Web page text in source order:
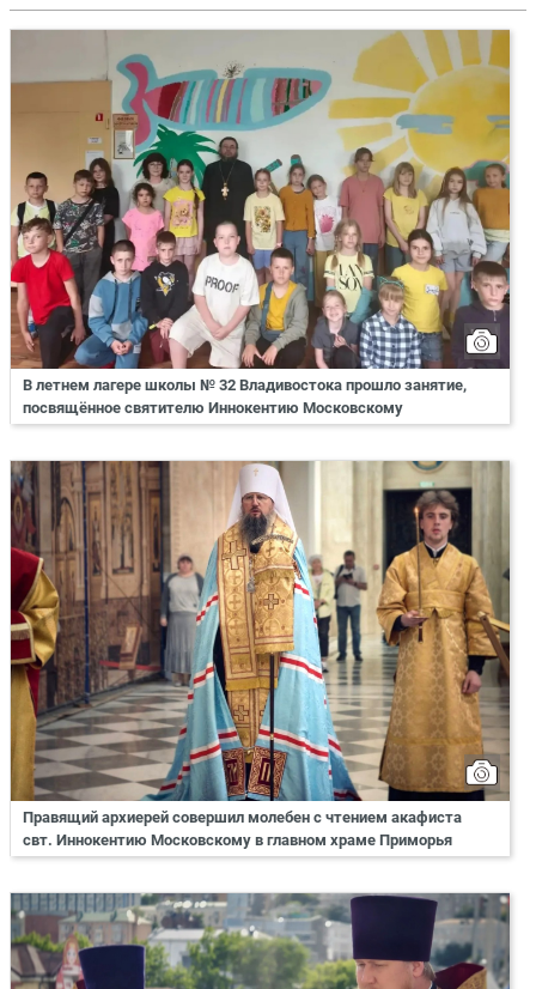
В летнем лагере школы № 32 Владивостока прошло занятие,
посвящённое святителю Иннокентию Московскому
Правящий архиерей совершил молебен с чтением акафиста
свт. Иннокентию Московскому в главном храме Приморья